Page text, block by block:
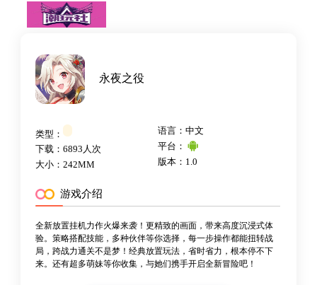
永夜之役
类型：
下载：6893人次
大小：242MM
语言：中文
平台：
版本：1.0
游戏介绍
全新放置挂机力作火爆来袭！更精致的画面，带来高度沉浸式体
验。策略搭配技能，多种伙伴等你选择，每一步操作都能扭转战
局，跨战力通关不是梦！经典放置玩法，省时省力，根本停不下
来。还有超多萌妹等你收集，与她们携手开启全新冒险吧！